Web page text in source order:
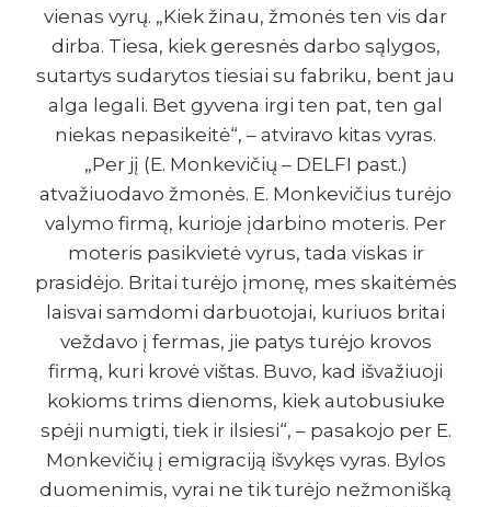
vienas vyrų. „Kiek žinau, žmonės ten vis dar
dirba. Tiesa, kiek geresnės darbo sąlygos,
sutartys sudarytos tiesiai su fabriku, bent jau
alga legali. Bet gyvena irgi ten pat, ten gal
niekas nepasikeitė“, – atviravo kitas vyras.
„Per jį (E. Monkevičių – DELFI past.)
atvažiuodavo žmonės. E. Monkevičius turėjo
valymo firmą, kurioje įdarbino moteris. Per
moteris pasikvietė vyrus, tada viskas ir
prasidėjo. Britai turėjo įmonę, mes skaitėmės
laisvai samdomi darbuotojai, kuriuos britai
veždavo į fermas, jie patys turėjo krovos
firmą, kuri krovė vištas. Buvo, kad išvažiuoji
kokioms trims dienoms, kiek autobusiuke
spėji numigti, tiek ir ilsiesi“, – pasakojo per E.
Monkevičių į emigraciją išvykęs vyras. Bylos
duomenimis, vyrai ne tik turėjo nežmonišką